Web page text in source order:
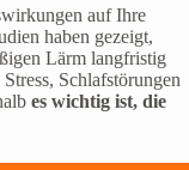
auf Ihre
haben gezeigt,
Lärm langfristig
Schlafstörungen
es wichtig ist, die